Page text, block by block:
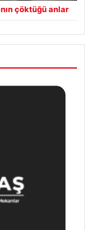
çöktüğü anlar